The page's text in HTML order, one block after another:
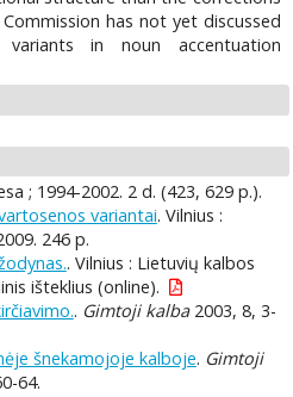
has not yet discussed
in noun accentuation
; 1994-2002. 2 d. (423, 629 p.).
variantai. Vilnius :
246 p.
. Vilnius : Lietuvių kalbos
išteklius (online).
. Gimtoji kalba2003, 8, 3-
šnekamojoje kalboje. Gimtoji
64.